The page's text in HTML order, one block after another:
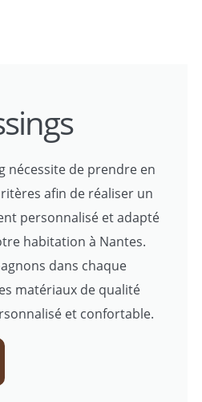
nécessite de prendre en
afin de réaliser un
personnalisé et adapté
habitation à Nantes.
dans chaque
matériaux de qualité
et confortable.